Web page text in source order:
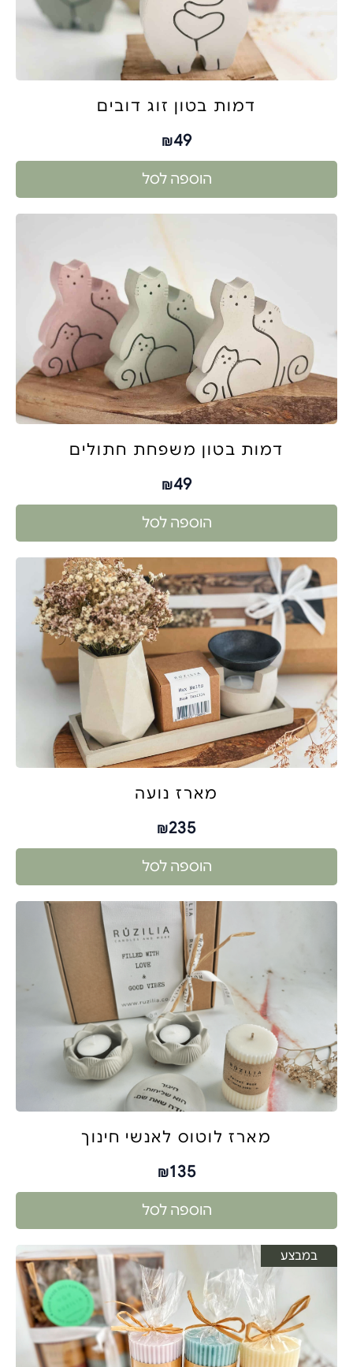
דמות בטון זוג דובים
₪49
הוספה לסל
דמות בטון משפחת חתולים
₪49
הוספה לסל
מארז נועה
₪235
הוספה לסל
מארז לוטוס לאנשי חינוך
₪135
הוספה לסל
במבצע